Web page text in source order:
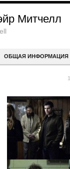
Митчелл
ОБЩАЯ ИНФОРМАЦИЯ
1